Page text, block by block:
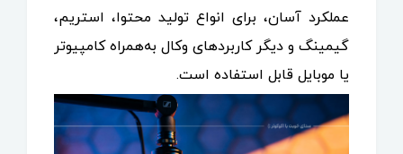
عملکرد آسان، برای انواع تولید محتوا، استریم،
گیمینگ و دیگر کاربردهای وکال به‌همراه کامپیوتر
یا موبایل قابل استفاده است.